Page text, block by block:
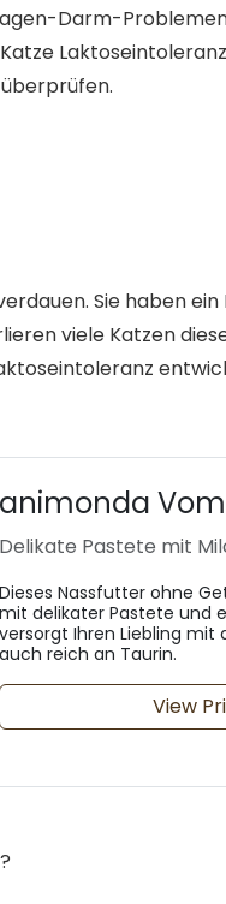
Darm-
Sie haben
viele Katzen
animonda
Delikate Pastete mit
Dieses Nassfutter ohne
mit delikater Pastete und
versorgt Ihren Liebling
auch reich an Taurin.
View